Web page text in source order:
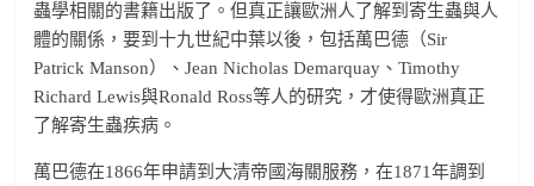
蟲學相關的書籍出版了。但真正讓歐洲人了解到寄生蟲與人
體的關係，要到十九世紀中葉以後，包括萬巴德（Sir
Patrick Manson）、Jean Nicholas Demarquay、Timothy
Richard Lewis與Ronald Ross等人的研究，才使得歐洲真正
了解寄生蟲疾病。
萬巴德在1866年申請到大清帝國海關服務，在1871年調到